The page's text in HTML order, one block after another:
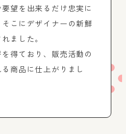
望を出来るだけ忠実に
こにデザイナーの新鮮
ました。
得ており、販売活動の
商品に仕上がりまし